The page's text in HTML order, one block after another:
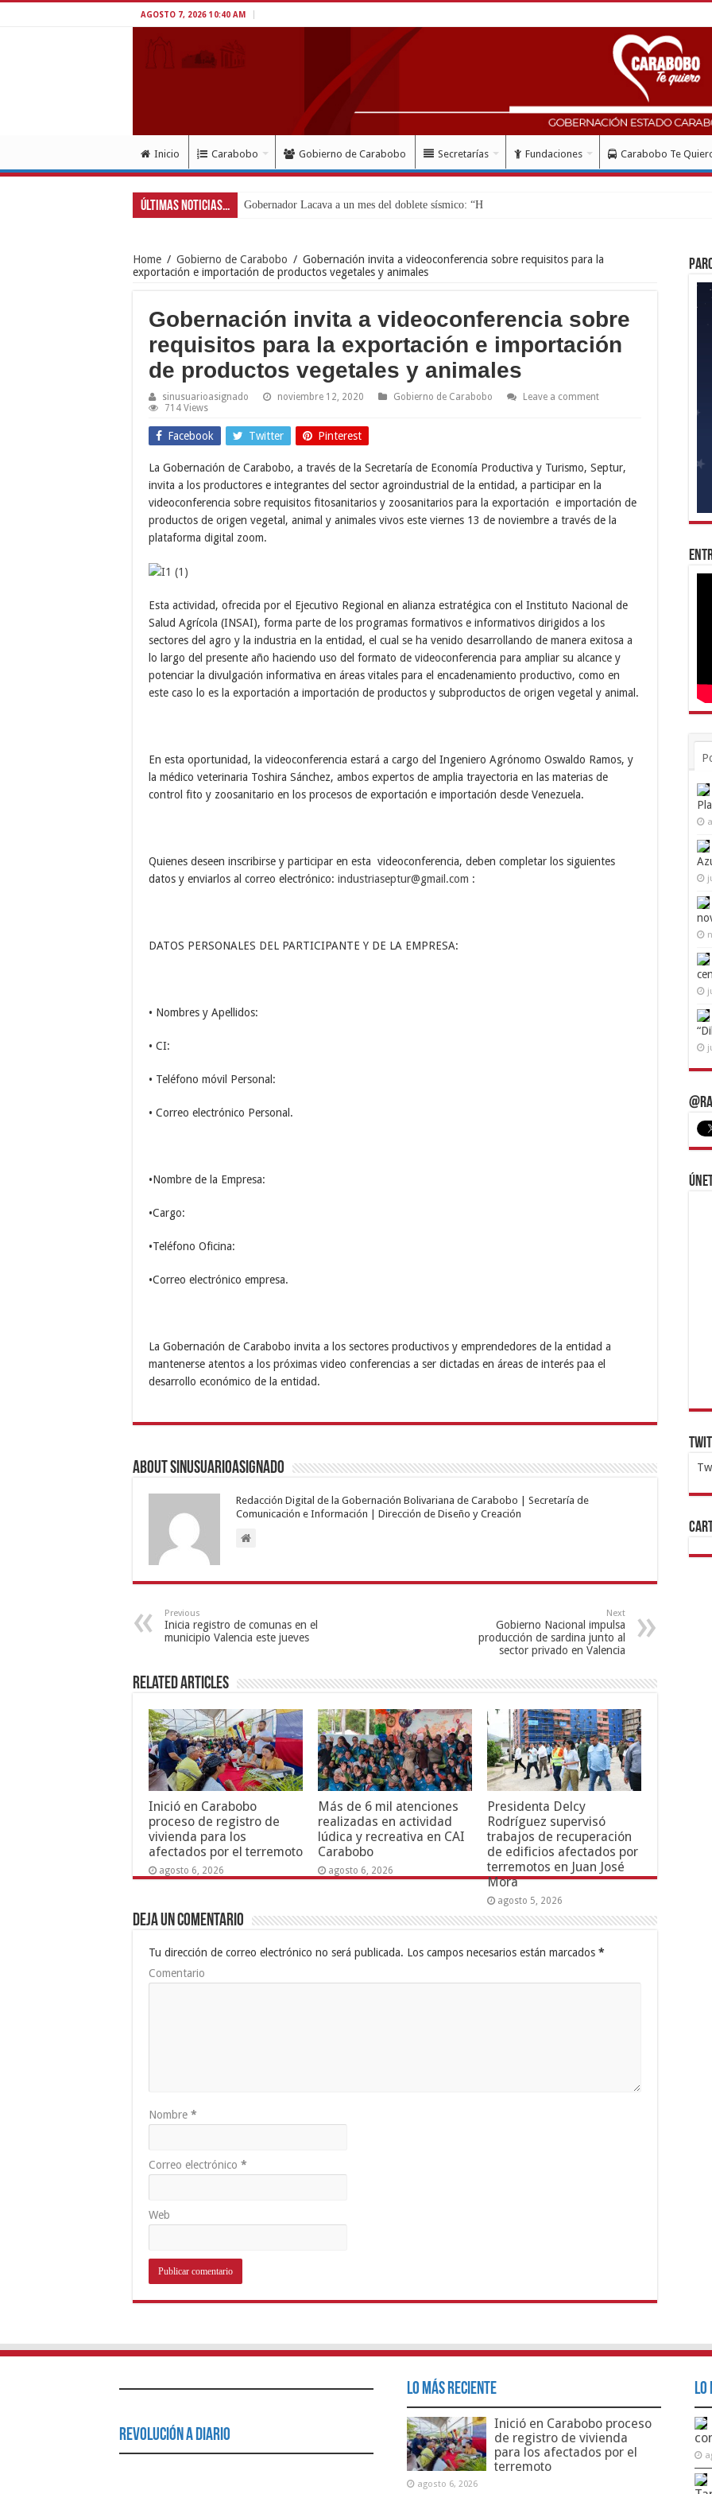
AGOSTO 7, 2026 10:40 AM
Inicio Carabobo Gobierno de Carabobo Secretarías Fundaciones Carabobo Te
Últimas Noticias... Gobernador Lacava a un mes del doblete sísmico: “Honro al valiente
Home / Gobierno de Carabobo / Gobernación invita a videoconferencia sobre requisitos para la
exportación e importación de productos vegetales y animales
Gobernación invita a videoconferencia sobre
requisitos para la exportación e importación
de productos vegetales y animales
sinusuarioasignado noviembre 12, 2020 Gobierno de Carabobo
Leave a comment
714 Views
Facebook Twitter Pinterest
La Gobernación de Carabobo, a través de la Secretaría de Economía Productiva y Turismo, Septur,
invita a los productores e integrantes del sector agroindustrial de la entidad, a participar en la
videoconferencia sobre requisitos fitosanitarios y zoosanitarios para la exportación e importación de
productos de origen vegetal, animal y animales vivos este viernes 13 de noviembre a través de la
plataforma digital zoom.
Esta actividad, ofrecida por el Ejecutivo Regional en alianza estratégica con el Instituto Nacional de
Salud Agrícola (INSAI), forma parte de los programas formativos e informativos dirigidos a los
sectores del agro y la industria en la entidad, el cual se ha venido desarrollando de manera exitosa a
lo largo del presente año haciendo uso del formato de videoconferencia para ampliar su alcance y
potenciar la divulgación informativa en áreas vitales para el encadenamiento productivo, como en
este caso lo es la exportación a importación de productos y subproductos de origen vegetal y animal.
En esta oportunidad, la videoconferencia estará a cargo del Ingeniero Agrónomo Oswaldo Ramos, y
la médico veterinaria Toshira Sánchez, ambos expertos de amplia trayectoria en las materias de
control fito y zoosanitario en los procesos de exportación e importación desde Venezuela.
Quienes deseen inscribirse y participar en esta videoconferencia, deben completar los siguientes
datos y enviarlos al correo electrónico: industriaseptur@gmail.com :
DATOS PERSONALES DEL PARTICIPANTE Y DE LA EMPRESA:
• Nombres y Apellidos:
• CI:
• Teléfono móvil Personal:
• Correo electrónico Personal.
•Nombre de la Empresa:
•Cargo:
•Teléfono Oficina:
•Correo electrónico empresa.
La Gobernación de Carabobo invita a los sectores productivos y emprendedores de la entidad a
mantenerse atentos a los próximas video conferencias a ser dictadas en áreas de interés paa el
desarrollo económico de la entidad.
About sinusuarioasignado
Redacción Digital de la Gobernación Bolivariana de Carabobo | Secretaría de
Comunicación e Información | Dirección de Diseño y Creación
Previous
Inicia registro de comunas en el
municipio Valencia este jueves
Next
Gobierno Nacional impulsa
producción de sardina junto al
sector privado en Valencia
Related Articles
Inició en Carabobo
proceso de registro de
vivienda para los
afectados por el terremoto
agosto 6, 2026
Más de 6 mil atenciones
realizadas en actividad
lúdica y recreativa en CAI
Carabobo
agosto 6, 2026
Presidenta Delcy
Rodríguez supervisó
trabajos de recuperación
de edificios afectados por
terremotos en Juan José
Mora
agosto 5, 2026
Deja un comentario
Tu dirección de correo electrónico no será publicada. Los campos necesarios están marcados *
Comentario
Nombre *
Correo electrónico *
Web
Revolución a Diario
Lo Más Reciente
Inició en Carabobo proceso
de registro de vivienda
para los afectados por el
terremoto
agosto 6, 2026
Lo